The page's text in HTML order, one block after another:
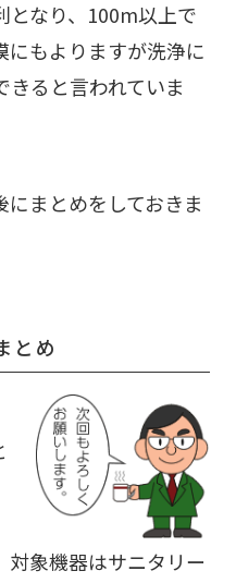
となり、100m以上で
もよりますが洗浄に
ると言われていま
まとめをしておきま
とめ
象機器はサニタリー